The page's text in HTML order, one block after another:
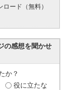
ロード（無料）
の感想を聞かせ
か？
役に立たな